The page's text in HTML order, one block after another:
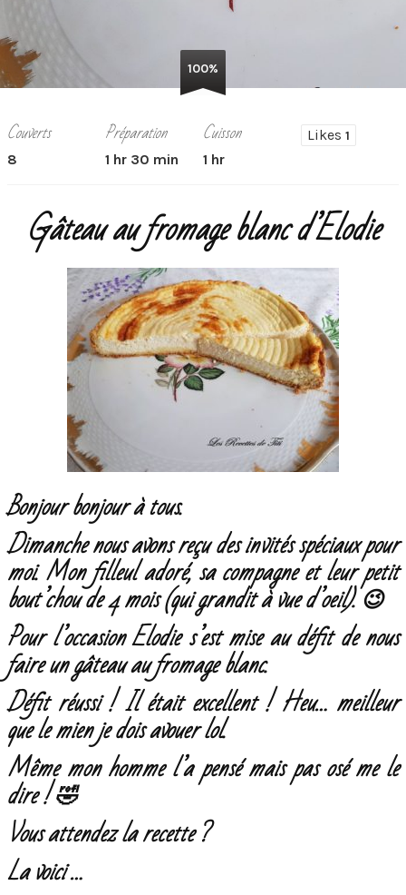
100%
Couverts
8
Préparation
1 hr 30 min
Cuisson
1 hr
Likes 1
Gâteau au fromage blanc d’Elodie
Bonjour bonjour à tous.
Dimanche nous avons reçu des invités spéciaux pour
moi. Mon filleul adoré, sa compagne et leur petit
bout’chou de 4 mois (qui grandit à vue d’oeil). 😉
Pour l’occasion Elodie s’est mise au défit de nous
faire un gâteau au fromage blanc.
Défit réussi ! Il était excellent ! Heu… meilleur
que le mien je dois avouer lol.
Même mon homme l’a pensé mais pas osé me le
dire ! 🤣
Vous attendez la recette ?
La voici …